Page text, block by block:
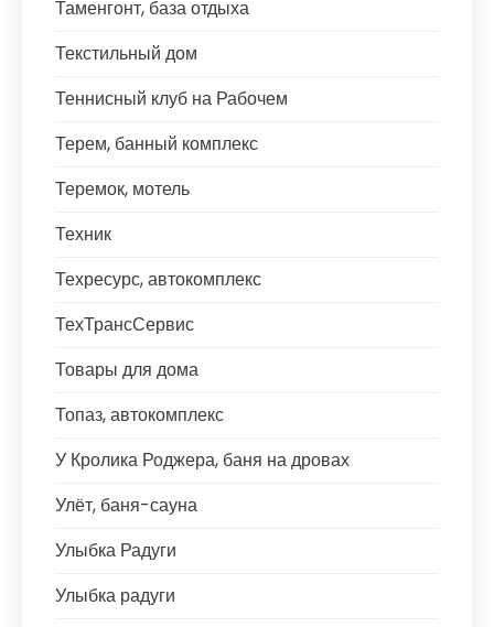
Таменгонт, база отдыха
Текстильный дом
Теннисный клуб на Рабочем
Терем, банный комплекс
Теремок, мотель
Техник
Техресурс, автокомплекс
ТехТрансСервис
Товары для дома
Топаз, автокомплекс
У Кролика Роджера, баня на дровах
Улёт, баня-сауна
Улыбка Радуги
Улыбка радуги